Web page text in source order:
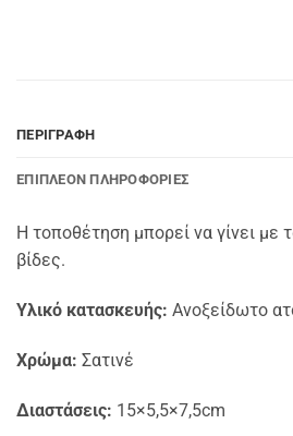
ΠΕΡΙΓΡΑΦΉ
ΕΠΙΠΛΈΟΝ ΠΛΗΡΟΦΟΡΊΕΣ
Η τοποθέτηση μπορεί να γίνει με
βίδες.
Υλικό κατασκευής: Ανοξείδωτο
Χρώμα: Σατινέ
Διαστάσεις: 15×5,5×7,5cm